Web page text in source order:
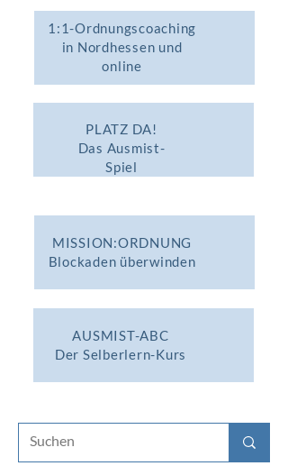
1:1-Ordnungscoaching
in Nordhessen und
online
PLATZ DA!
Das Ausmist-
Spiel
MISSION:ORDNUNG
Blockaden überwinden
AUSMIST-ABC
Der Selberlern-Kurs